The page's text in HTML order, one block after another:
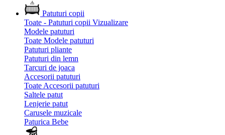
Patuturi copii
Toate - Patuturi copii Vizualizare
Modele patuturi
Toate Modele patuturi
Patuturi pliante
Patuturi din lemn
Tarcuri de joaca
Accesorii patuturi
Toate Accesorii patuturi
Saltele patut
Lenjerie patut
Carusele muzicale
Paturica Bebe